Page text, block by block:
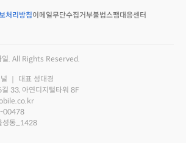
처리방침이메일무단수집거부불법스팸대응센터
. All Rights Reserved.
｜ 대표 성대경
33, 아연디지털타워 8F
00478
성동_1428